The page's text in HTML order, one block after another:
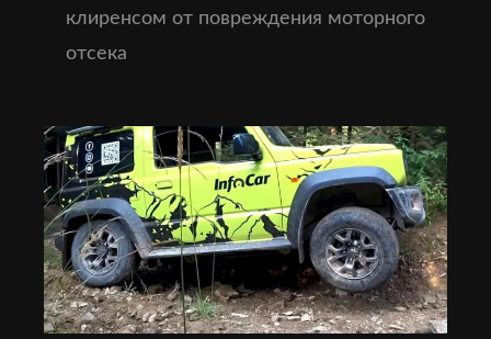
клиренсом от повреждения моторного
отсека